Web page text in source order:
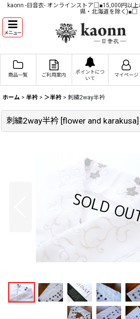
kaonn -日音衣- オンラインストア□■15,000円以
県・北海道を除く)■□
メニュー
商品一覧 ご利用案内
ポイントにつ
いて
マイページ
ホーム > 半衿 > ＞半衿 > 刺繍2way半衿
刺繍2way半衿 [flower and karakusa]